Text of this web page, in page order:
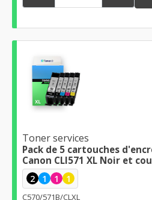
Toner services
Pack de 5 cartouches
Canon CLI571 XL Noir et
2 1 1 1
C570/571B/CLXL